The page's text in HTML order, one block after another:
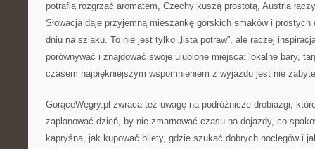
potrafią rozgrzać aromatem, Czechy kuszą prostotą, Austria
Słowacja daje przyjemną mieszankę górskich smaków i
dniu na szlaku. To nie jest tylko „lista potraw”, ale raczej
porównywać i znajdować swoje ulubione miejsca: lokalne bary,
czasem najpiękniejszym wspomnieniem z wyjazdu jest nie
GorąceWęgry.pl zwraca też uwagę na podróżnicze drobiazgi,
zaplanować dzień, by nie zmarnować czasu na dojazdy, co
kapryśna, jak kupować bilety, gdzie szukać dobrych noclegów i